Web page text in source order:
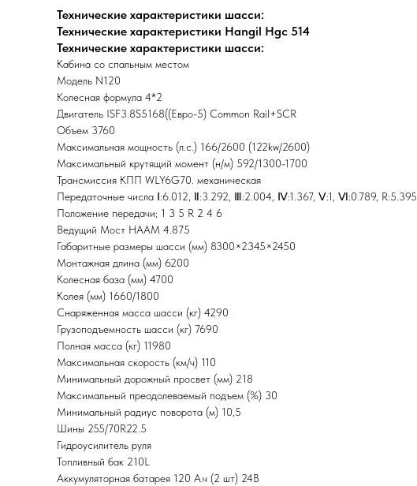
Технические характеристики шасси:
Технические характеристики Hangil Hgc 514
Технические характеристики шасси:
Кабина со спальным местом
Модель N120
Колесная формула 4*2
Двигатель ISF3.8S5168((Евро-5) Common Rail+SCR
Объем 3760
Максимальная мощность (л.с.) 166/2600 (122kw/2600)
Максимальный крутящий момент (н/м) 592/1300-1700
Трансмиссия КПП WLY6G70. механическая
Передаточные числа Ⅰ:6.012, Ⅱ:3.292, Ⅲ:2.004, Ⅳ:1.367, Ⅴ:1, Ⅵ:0.789, R:5.395
Положение передачи; 1 3 5 R 2 4 6
Ведущий Мост HAAM 4.875
Габаритные размеры шасси (мм) 8300×2345×2450
Монтажная длина (мм) 6200
Колесная база (мм) 4700
Колея (мм) 1660/1800
Снаряженная масса шасси (кг) 4290
Грузоподъемность шасси (кг) 7690
Полная масса (кг) 11980
Максимальная скорость (км/ч) 110
Минимальный дорожный просвет (мм) 218
Максимальный преодолеваемый подъем (%) 30
Минимальный радиус поворота (м) 10,5
Шины 255/70R22.5
Гидроусилитель руля
Топливный бак 210L
Аккумуляторная батарея 120 А.ч (2 шт) 24В